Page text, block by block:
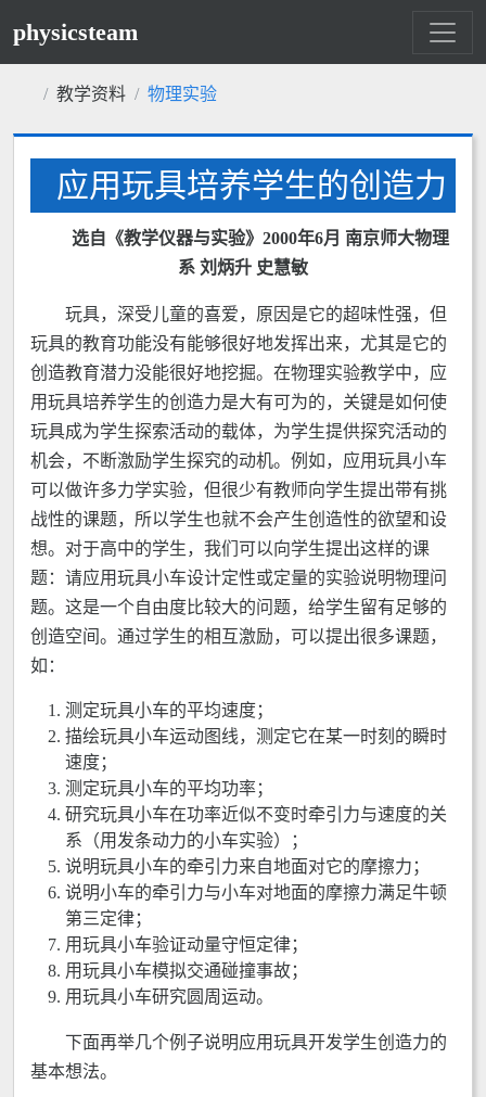
physicsteam
教学资料 物理实验
应用玩具培养学生的创造力
选自《教学仪器与实验》2000年6月 南京师大物理
系 刘炳升 史慧敏
玩具，深受儿童的喜爱，原因是它的超味性强，但
玩具的教育功能没有能够很好地发挥出来，尤其是它的
创造教育潜力没能很好地挖掘。在物理实验教学中，应
用玩具培养学生的创造力是大有可为的，关键是如何使
玩具成为学生探索活动的载体，为学生提供探究活动的
机会，不断激励学生探究的动机。例如，应用玩具小车
可以做许多力学实验，但很少有教师向学生提出带有挑
战性的课题，所以学生也就不会产生创造性的欲望和设
想。对于高中的学生，我们可以向学生提出这样的课
题：请应用玩具小车设计定性或定量的实验说明物理问
题。这是一个自由度比较大的问题，给学生留有足够的
创造空间。通过学生的相互激励，可以提出很多课题，
如：
测定玩具小车的平均速度；
描绘玩具小车运动图线，测定它在某一时刻的瞬时
速度；
测定玩具小车的平均功率；
研究玩具小车在功率近似不变时牵引力与速度的关
系（用发条动力的小车实验）；
说明玩具小车的牵引力来自地面对它的摩擦力；
说明小车的牵引力与小车对地面的摩擦力满足牛顿
第三定律；
用玩具小车验证动量守恒定律；
用玩具小车模拟交通碰撞事故；
用玩具小车研究圆周运动。
下面再举几个例子说明应用玩具开发学生创造力的
基本想法。